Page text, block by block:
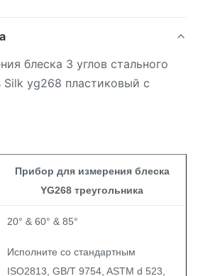
блеска 3 углов стального
Silk yg268 пластиковый с
Прибор для измерения блеска
YG268 треугольника
20° & 60° & 85°
Исполните со стандартным
ISO2813, GB/T 9754, ASTM d 523,